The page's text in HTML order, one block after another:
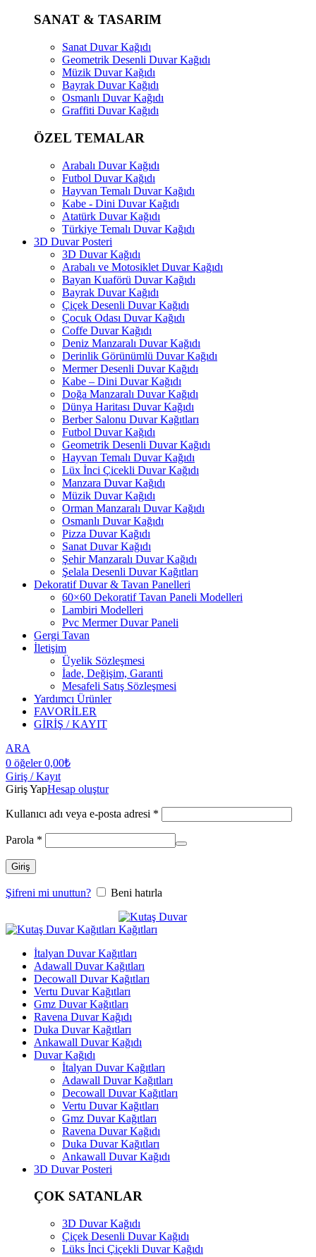
SANAT & TASARIM
Sanat Duvar Kağıdı
Geometrik Desenli Duvar Kağıdı
Müzik Duvar Kağıdı
Bayrak Duvar Kağıdı
Osmanlı Duvar Kağıdı
Graffiti Duvar Kağıdı
ÖZEL TEMALAR
Arabalı Duvar Kağıdı
Futbol Duvar Kağıdı
Hayvan Temalı Duvar Kağıdı
Kabe - Dini Duvar Kağıdı
Atatürk Duvar Kağıdı
Türkiye Temalı Duvar Kağıdı
3D Duvar Posteri
3D Duvar Kağıdı
Arabalı ve Motosiklet Duvar Kağıdı
Bayan Kuaförü Duvar Kağıdı
Bayrak Duvar Kağıdı
Çiçek Desenli Duvar Kağıdı
Çocuk Odası Duvar Kağıdı
Coffe Duvar Kağıdı
Deniz Manzaralı Duvar Kağıdı
Derinlik Görünümlü Duvar Kağıdı
Mermer Desenli Duvar Kağıdı
Kabe – Dini Duvar Kağıdı
Doğa Manzaralı Duvar Kağıdı
Dünya Haritası Duvar Kağıdı
Berber Salonu Duvar Kağıtları
Futbol Duvar Kağıdı
Geometrik Desenli Duvar Kağıdı
Hayvan Temalı Duvar Kağıdı
Lüx İnci Çicekli Duvar Kağıdı
Manzara Duvar Kağıdı
Müzik Duvar Kağıdı
Orman Manzaralı Duvar Kağıdı
Osmanlı Duvar Kağıdı
Pizza Duvar Kağıdı
Sanat Duvar Kağıdı
Şehir Manzaralı Duvar Kağıdı
Şelala Desenli Duvar Kağıtları
Dekoratif Duvar & Tavan Panelleri
60×60 Dekoratif Tavan Paneli Modelleri
Lambiri Modelleri
Pvc Mermer Duvar Paneli
Gergi Tavan
İletişim
Üyelik Sözleşmesi
İade, Değişim, Garanti
Mesafeli Satış Sözleşmesi
Yardımcı Ürünler
FAVORİLER
GİRİŞ / KAYIT
ARA
0 öğeler 0,00₺
Giriş / Kayıt
Giriş YapHesap oluştur
Kullanıcı adı veya e-posta adresi *
Parola *
Giriş
Şifreni mi unuttun? Beni hatırla
İtalyan Duvar Kağıtları
Adawall Duvar Kağıtları
Decowall Duvar Kağıtları
Vertu Duvar Kağıtları
Gmz Duvar Kağıtları
Ravena Duvar Kağıdı
Duka Duvar Kağıtları
Ankawall Duvar Kağıdı
Duvar Kağıdı
İtalyan Duvar Kağıtları
Adawall Duvar Kağıtları
Decowall Duvar Kağıtları
Vertu Duvar Kağıtları
Gmz Duvar Kağıtları
Ravena Duvar Kağıdı
Duka Duvar Kağıtları
Ankawall Duvar Kağıdı
3D Duvar Posteri
ÇOK SATANLAR
3D Duvar Kağıdı
Çiçek Desenli Duvar Kağıdı
Lüks İnci Çiçekli Duvar Kağıdı